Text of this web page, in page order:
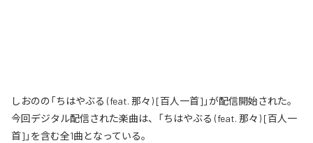
しおのの「ちはやぶる (feat. 那々) [百人一首]」が配信開始された。
今回デジタル配信された楽曲は、「ちはやぶる (feat. 那々) [百人一
首]」を含む全1曲となっている。